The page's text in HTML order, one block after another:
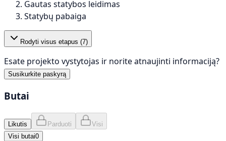
Gautas statybos leidimas
Statybų pabaiga
Rodyti visus etapus (7)
Esate projekto vystytojas ir norite atnaujinti informaciją?
Susikurkite paskyrą
Butai
Likutis Parduoti
Visi
Visi butai0